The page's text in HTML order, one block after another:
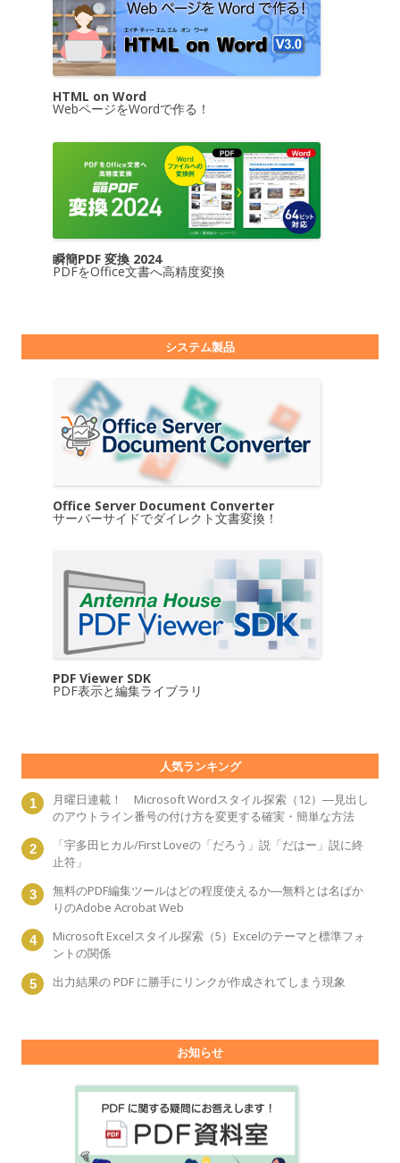
HTML on Word
WebページをWordで作る！
瞬簡PDF 変換 2024
PDFをOffice文書へ高精度変換
システム製品
Office Server Document Converter
サーバーサイドでダイレクト文書変換！
PDF Viewer SDK
PDF表示と編集ライブラリ
人気ランキング
月曜日連載！ Microsoft Wordスタイル探索（12）―見出し
のアウトライン番号の付け方を変更する確実・簡単な方法
「宇多田ヒカル/First Loveの「だろう」説「だはー」説に終
止符」
無料のPDF編集ツールはどの程度使えるか―無料とは名ばか
りのAdobe Acrobat Web
Microsoft Excelスタイル探索（5）Excelのテーマと標準フォ
ントの関係
出力結果の PDF に勝手にリンクが作成されてしまう現象
お知らせ